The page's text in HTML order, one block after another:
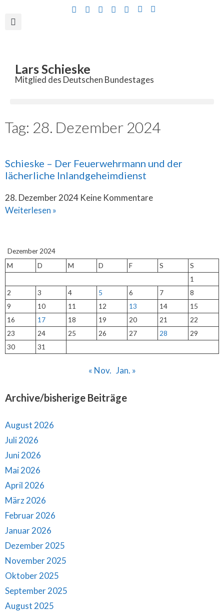
Lars Schieske
Mitglied des Deutschen Bundestages
Tag: 28. Dezember 2024
Schieske – Der Feuerwehrmann und der
lächerliche Inlandgeheimdienst
28. Dezember 2024 Keine Kommentare
Weiterlesen »
Dezember 2024
M
D M D F S
S
1
2
3 4 5 6 7
8
9
10 11 12 13 14
15
16
17 18 19 20 21
22
23
24 25 26 27 28
29
30
31
« Nov. Jan. »
Archive/bisherige Beiträge
August 2026
Juli 2026
Juni 2026
Mai 2026
April 2026
März 2026
Februar 2026
Januar 2026
Dezember 2025
November 2025
Oktober 2025
September 2025
August 2025